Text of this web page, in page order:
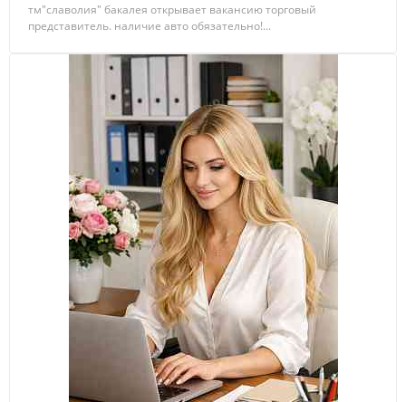
тм"славолия" бакалея открывает вакансию торговый
представитель. наличие авто обязательно!...